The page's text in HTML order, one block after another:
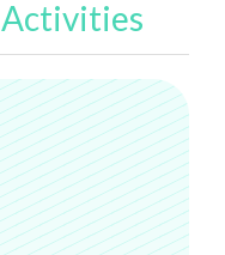
Activities